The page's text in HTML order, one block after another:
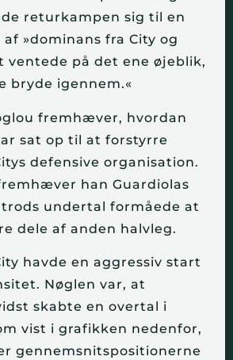
returkampen sig til en
»dominans fra City og
ventede på det ene øjeblik,
bryde igennem.«
fremhæver, hvordan
sat op til at forstyrre
defensive organisation.
han Guardiolas
trods undertal formåede at
dele af anden halvleg.
havde en aggressiv start
Nøglen var, at
skabte en overtal i
vist i grafikken nedenfor,
gennemsnitspositionerne